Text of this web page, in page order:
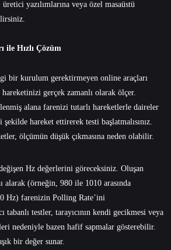
yazılımlarına veya özel masaüstü
ile Hızlı Çözüm
bir kurulum gerektirmeyen online araçları
gerçek zamanlı olarak ölçer.
alana farenizi tutarlı hareketlerle daireler
hareket ettirerek testi başlatmalısınız.
ölçümün düşük çıkmasına neden olabilir.
Hz değerlerini göreceksiniz. Oluşan
alarak (örneğin, 980 ile 1010 arasında
Hz) farenizin Polling Rate’ini
tabanlı testler, tarayıcının kendi gecikmesi veya
nedeniyle bazen hafif sapmalar gösterebilir.
bir değer sunar.